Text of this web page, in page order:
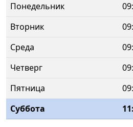
Понедельник
Вторник
Среда
Четверг
Пятница
Суббота